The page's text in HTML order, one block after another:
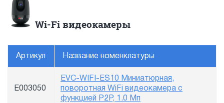
Wi-Fi видеокамеры
Артикул Название номенклатуры
E003050
EVC-WIFI-ES10 Миниатюрная,
поворотная WiFi видеокамера с
функцией P2P, 1.0 Мп